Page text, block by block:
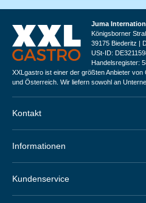
Juma
Königsborner
39175 Biederitz |
USt-ID:
Handelsregister:
XXLgastro ist einer der größten Anbieter
und Österreich. Wir liefern sowohl an
Kontakt
Informationen
Kundenservice